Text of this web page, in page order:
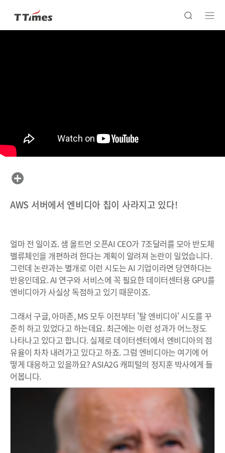
AWS 서버에서 엔비디아 칩이 사라지고 있다!
얼마 전 일이죠. 샘 올트먼 오픈AI CEO가 7조달러를 모아 반도체
밸류체인을 개편하려 한다는 계획이 알려져 논란이 일었습니다.
그런데 논란과는 별개로 이런 시도는 AI 기업이라면 당연하다는
반응인데요. AI 연구와 서비스에 꼭 필요한 데이터센터용 GPU를
엔비디아가 사실상 독점하고 있기 때문이죠.
그래서 구글, 아마존, MS 모두 이전부터 '탈 엔비디아' 시도를 꾸
준히 하고 있었다고 하는데요. 최근에는 이런 성과가 어느정도
나타나고 있다고 합니다. 실제로 데이터센터에서 엔비디아의 점
유율이 차차 내려가고 있다고 하죠. 그럼 엔비디아는 여기에 어
떻게 대응하고 있을까요? ASIA2G 캐피털의 정지훈 박사에게 들
어봅니다.